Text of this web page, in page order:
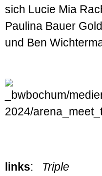
sich Lucie Mia
Paulina Bauer
und Ben
links:
Triple